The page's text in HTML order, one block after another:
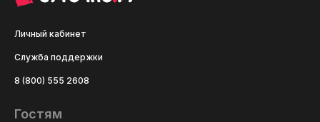
Личный кабинет
Служба поддержки
8 (800) 555 2608
Гостям